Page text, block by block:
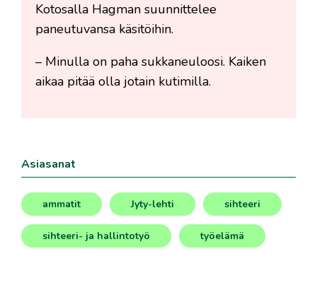
Kotosalla Hagman suunnittelee
paneutuvansa käsitöihin.
– Minulla on paha sukkaneuloosi. Kaiken
aikaa pitää olla jotain kutimilla.
Asiasanat
ammatit
,
Jyty-lehti
,
sihteeri
, sihteeri- ja hallintotyö työelämä